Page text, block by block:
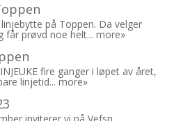
på Toppen. Da velger
får prøvd noe helt... more»
fire ganger i løpet av året,
linjetid... more»